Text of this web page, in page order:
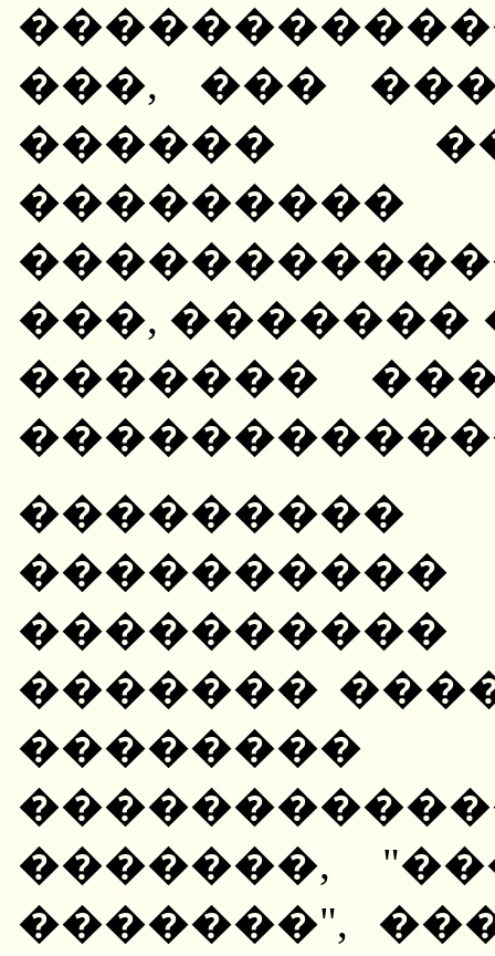
���, ���
������
���, �������
�������
���������
�������
�������,
�������",